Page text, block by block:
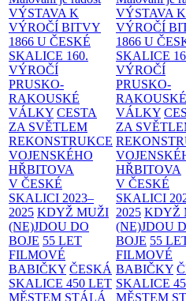
VÝSTAVA K
VÝROČÍ BITVY
1866 U ČESKÉ
SKALICE 160.
VÝROČÍ
PRUSKO-
RAKOUSKÉ
VÁLKY CESTA
ZA SVĚTLEM
REKONSTRUKCE
VOJENSKÉHO
HŘBITOVA
V ČESKÉ
SKALICI 2023–
2025 KDYŽ MUŽI
(NE)JDOU DO
BOJE 55 LET
FILMOVÉ
BABIČKY ČESKÁ
SKALICE 450 LET
MĚSTEM STÁLÁ
VÝSTAVA K
VÝROČÍ
1866 U
SKALICE
VÝROČÍ
PRUSKO-
RAKOUSKÉ
VÁLKY
ZA
HŘBITOVA
V ČESKÉ
SKALICI
2025 KDYŽ
(NE)JDOU
BOJE 55
FILMOVÉ
BABIČKY
SKALICE
MĚSTEM